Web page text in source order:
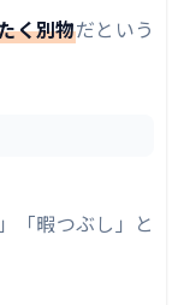
く別物だという
「暇つぶし」と